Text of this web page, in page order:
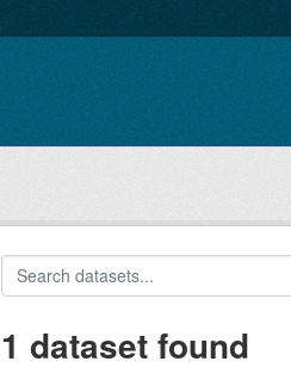
1 dataset found